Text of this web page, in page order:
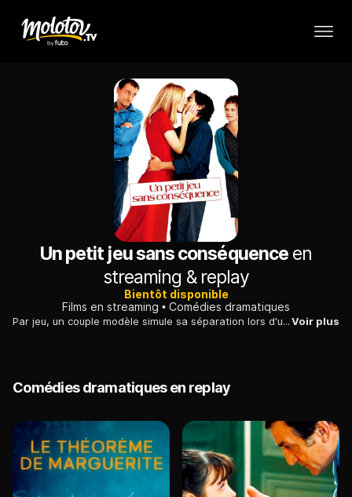
Un petit jeu sans conséquence en
streaming & replay
Bientôt disponible
Films en streaming
Comédies dramatiques
Par jeu, un couple modèle simule sa séparation lors d'une journée à la campagne. Ils sont très vite dépassés par les réactions inattendues de leurs proches...Voir plus
Comédies dramatiques en replay